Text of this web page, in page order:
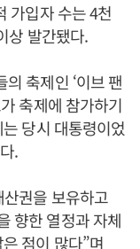
가입자 수는 4천
상 발간됐다.
축제인 ‘이브 팬
축제에 참가하기
당시 대통령이었
.
산권을 보유하고
향한 열정과 자체
점이 많다”며